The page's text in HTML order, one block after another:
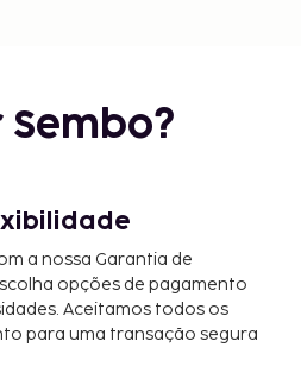
km/5 mi
(HYD-Aeroporto
a nossa Garantia de
opções de pagamento
Aceitamos todos os
para uma transação segura